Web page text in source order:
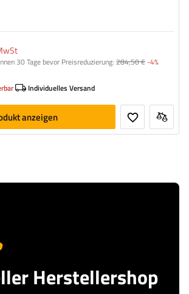
30 Tage bevor Preisreduzierung: 284,50 €-4%
Individuelles Versand
anzeigen
Herstellershop